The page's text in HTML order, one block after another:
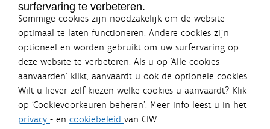
surfervaring te verbeteren.
Sommige cookies zijn noodzakelijk om de website
optimaal te laten functioneren. Andere cookies zijn
optioneel en worden gebruikt om uw surfervaring op
deze website te verbeteren. Als u op ‘Alle cookies
aanvaarden’ klikt, aanvaardt u ook de optionele cookies.
Wilt u liever zelf kiezen welke cookies u aanvaardt? Klik
op ‘Cookievoorkeuren beheren’. Meer info leest u in het
privacy - en cookiebeleid van CIW.
Integraalwaterbeleid.be is een
officiële website van de Vlaamse
overheid
uitgegeven door Coördinatiecommissie Integraal
Waterbeleid
De Coördinatiecommissie Integraal Waterbeleid (CIW) is een